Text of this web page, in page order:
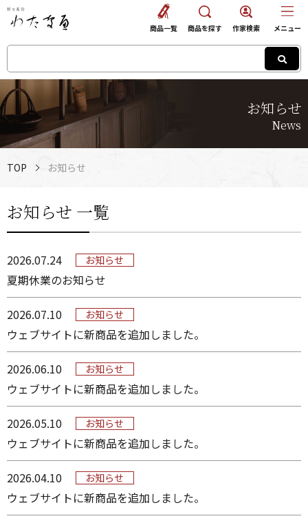
お知らせ
News
商品一覧 商品を探す 作家検索 メニュー
TOP お知らせ
お知らせ 一覧
2026.07.24 お知らせ
夏期休業のお知らせ
2026.07.10 お知らせ
ウェブサイトに新商品を追加しました。
2026.06.10 お知らせ
ウェブサイトに新商品を追加しました。
2026.05.10 お知らせ
ウェブサイトに新商品を追加しました。
2026.04.10 お知らせ
ウェブサイトに新商品を追加しました。